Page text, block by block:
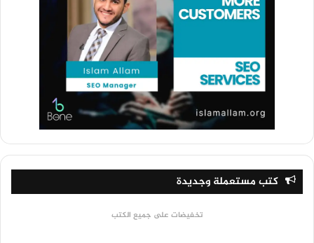
كتب مستعملة وجديدة
تخفيضات على جميع الكتب